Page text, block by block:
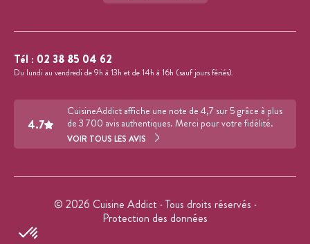
Tél : 02 38 85 04 62
Du lundi au vendredi de 9h à 13h et de 14h à 16h (sauf jours fériés).
4.7
CuisineAddict affiche une note de 4,7 sur 5 grâce à plus
de 3 700 avis authentiques. Merci pour votre fidélité.
VOIR TOUS LES AVIS
© 2026 Cuisine Addict · Tous droits réservés ·
Protection des données